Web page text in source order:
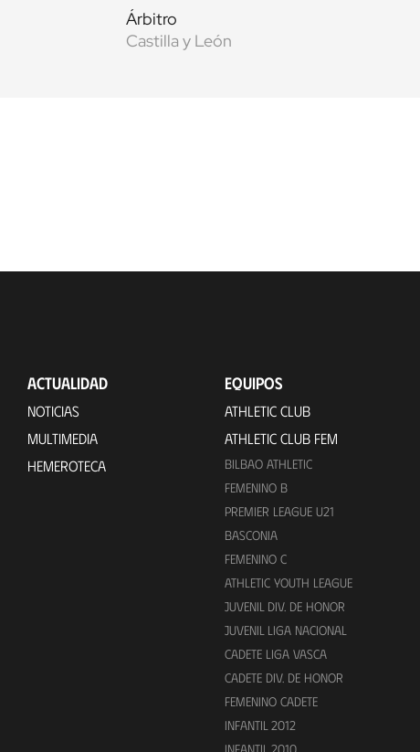
Árbitro
Castilla y León
ACTUALIDAD
NOTICIAS
MULTIMEDIA
HEMEROTECA
EQUIPOS
ATHLETIC CLUB
ATHLETIC CLUB FEM
BILBAO ATHLETIC
FEMENINO B
PREMIER LEAGUE U21
BASCONIA
FEMENINO C
ATHLETIC YOUTH LEAGUE
JUVENIL DIV. DE HONOR
JUVENIL LIGA NACIONAL
CADETE LIGA VASCA
CADETE DIV. DE HONOR
FEMENINO CADETE
INFANTIL 2012